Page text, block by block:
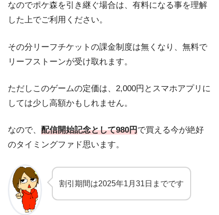
なのでポケ森を引き継ぐ場合は、有料になる事を理解
した上でご利用ください。
その分リーフチケットの課金制度は無くなり、無料で
リーフストーンが受け取れます。
ただしこのゲームの定価は、2,000円とスマホアプリに
しては少し高額かもしれません。
なので、 配信開始記念として980円で買える今が絶好
のタイミングファド思います。
割引期間は2025年1月31日までです